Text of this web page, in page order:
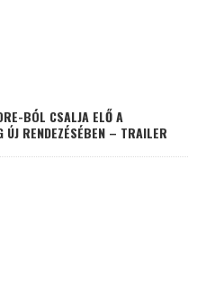
BÓL CSALJA ELŐ A
ÚJ RENDEZÉSÉBEN – TRAILER